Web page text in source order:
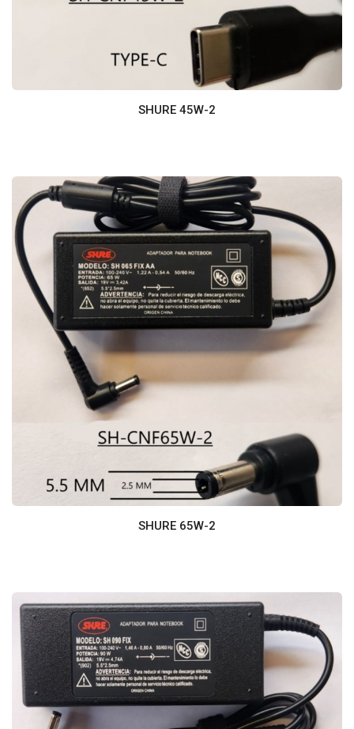
SHURE 45W-2
SHURE 65W-2